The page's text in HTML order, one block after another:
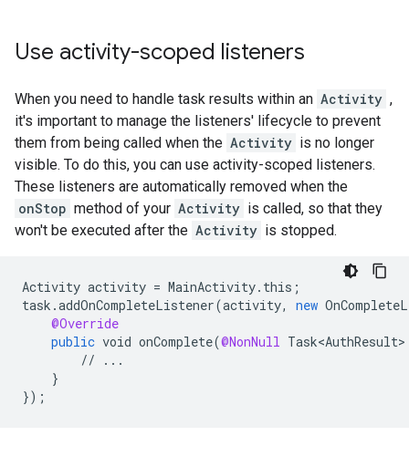
Use activity-scoped listeners
When you need to handle task results within an Activity ,
it's important to manage the listeners' lifecycle to prevent
them from being called when the Activity is no longer
visible. To do this, you can use activity-scoped listeners.
These listeners are automatically removed when the
onStop method of your Activity is called, so that they
won't be executed after the Activity is stopped.
Activity activity = MainActivity. this ;
task .addOnCompleteListener(activity, new
@Override
public void onComplete(@NonNull Task<AuthResult>
//
...
}
});